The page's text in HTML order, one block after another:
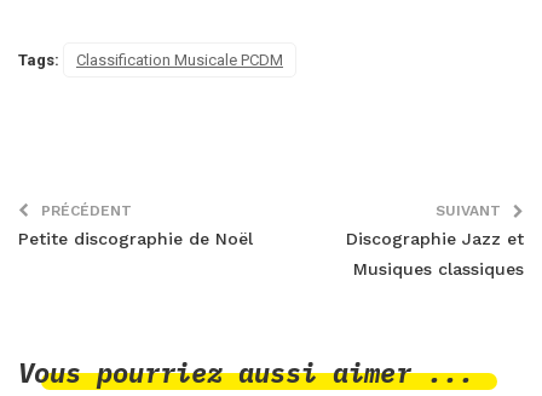
Tags: Classification Musicale PCDM
PRÉCÉDENT
Petite discographie de Noël
SUIVANT
Discographie Jazz et
Musiques classiques
Vous pourriez aussi aimer ...